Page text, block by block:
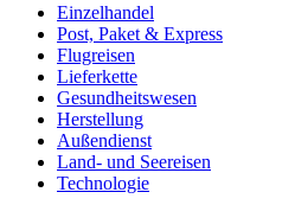
Einzelhandel
Post, Paket & Express
Flugreisen
Lieferkette
Gesundheitswesen
Herstellung
Außendienst
Land- und Seereisen
Technologie